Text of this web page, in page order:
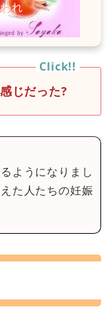
じだった?
ようになりまし
た人たちの妊娠